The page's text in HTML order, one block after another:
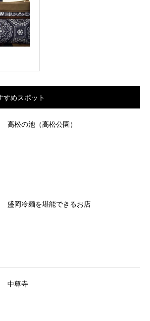
すめスポット
高松の池（高松公園）
盛岡冷麺を堪能できるお店
中尊寺